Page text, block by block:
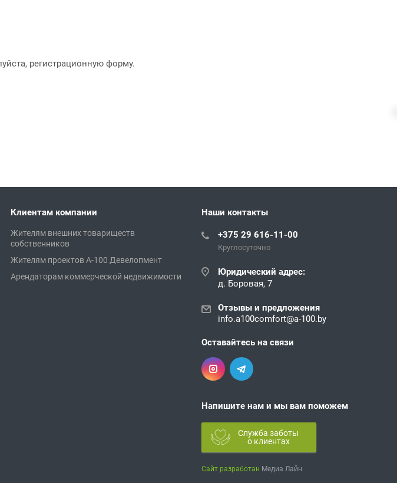
регистрационную форму.
Клиентам компании
Жителям внешних товариществ
собственников
Жителям проектов А-100 Девелопмент
Арендаторам коммерческой недвижимости
Наши контакты
+375 29 616-11-00
Круглосуточно
Юридический адрес:
д. Боровая, 7
Отзывы и предложения
info.a100comfort@a-100.by
Оставайтесь на связи
Напишите нам и мы вам поможем
Служба заботы
о клиентах
Сайт разработан Медиа Лайн